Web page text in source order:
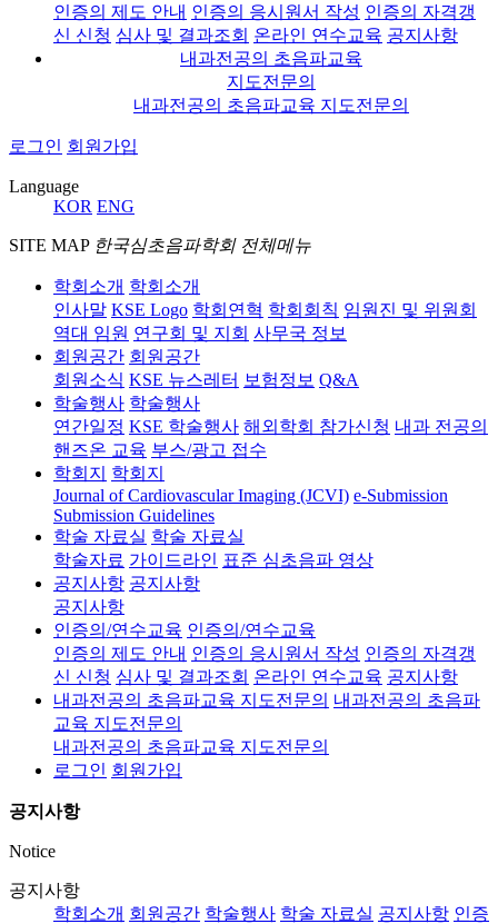
인증의 제도 안내 인증의 응시원서 작성 인증의 자격갱
신 신청 심사 및 결과조회 온라인 연수교육 공지사항
내과전공의 초음파교육
지도전문의
내과전공의 초음파교육 지도전문의
로그인 회원가입
Language
KOR ENG
SITE MAP 한국심초음파학회 전체메뉴
학회소개 학회소개
인사말 KSE Logo 학회연혁 학회회칙 임원진 및 위원회
역대 임원 연구회 및 지회 사무국 정보
회원공간 회원공간
회원소식 KSE 뉴스레터 보험정보 Q&A
학술행사 학술행사
연간일정 KSE 학술행사 해외학회 참가신청 내과 전공의
핸즈온 교육 부스/광고 접수
학회지
학회지
Journal of Cardiovascular Imaging (JCVI) e-Submission
Submission Guidelines
학술 자료실 학술 자료실
학술자료 가이드라인 표준 심초음파 영상
공지사항 공지사항
공지사항
인증의/연수교육 인증의/연수교육
인증의 제도 안내 인증의 응시원서 작성 인증의 자격갱
신 신청 심사 및 결과조회 온라인 연수교육 공지사항
내과전공의 초음파교육 지도전문의 내과전공의 초음파
교육 지도전문의
내과전공의 초음파교육 지도전문의
로그인 회원가입
공지사항
Notice
공지사항
학회소개 회원공간 학술행사 학술 자료실 공지사항 인증